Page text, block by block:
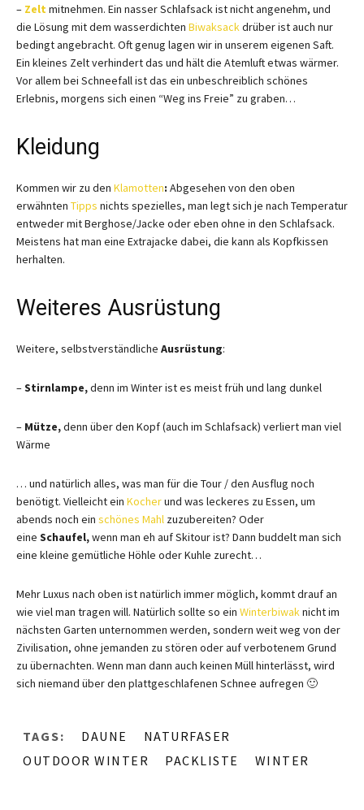
– Zelt mitnehmen. Ein nasser Schlafsack ist nicht angenehm, und
die Lösung mit dem wasserdichten Biwaksackdrüber ist auch nur
bedingt angebracht. Oft genug lagen wir in unserem eigenen Saft.
Ein kleines Zelt verhindert das und hält die Atemluft etwas wärmer.
Vor allem bei Schneefall ist das ein unbeschreiblich schönes
Erlebnis, morgens sich einen “Weg ins Freie” zu graben…
Kleidung
Kommen wir zu den Klamotten: Abgesehen von den oben
erwähnten Tipps nichts spezielles, man legt sich je nach Temperatur
entweder mit Berghose/Jacke oder eben ohne in den Schlafsack.
Meistens hat man eine Extrajacke dabei, die kann als Kopfkissen
herhalten.
Weiteres Ausrüstung
Weitere, selbstverständliche Ausrüstung:
–Stirnlampe,denn im Winter ist es meist früh und lang dunkel
– Mütze,denn über den Kopf (auch im Schlafsack) verliert man viel
Wärme
… und natürlich alles, was man für die Tour / den Ausflug noch
benötigt. Vielleicht ein Kocherund was leckeres zu Essen, um
abends noch ein schönes Mahl zuzubereiten? Oder
eine Schaufel,wenn man eh auf Skitour ist? Dann buddelt man sich
eine kleine gemütliche Höhle oder Kuhle zurecht…
Mehr Luxus nach oben ist natürlich immer möglich, kommt drauf an
wie viel man tragen will. Natürlich sollte so ein Winterbiwaknicht im
nächsten Garten unternommen werden, sondern weit weg von der
Zivilisation, ohne jemanden zu stören oder auf verbotenem Grund
zu übernachten. Wenn man dann auch keinen Müll hinterlässt, wird
sich niemand über den plattgeschlafenen Schnee aufregen 🙂
TAGS: DAUNE
NATURFASER
OUTDOOR WINTER
PACKLISTE WINTER